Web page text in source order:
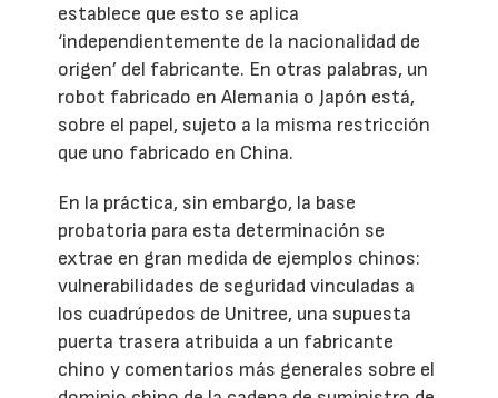
establece que esto se aplica
‘independientemente de la nacionalidad de
origen’ del fabricante. En otras palabras, un
robot fabricado en Alemania o Japón está,
sobre el papel, sujeto a la misma restricción
que uno fabricado en China.
En la práctica, sin embargo, la base
probatoria para esta determinación se
extrae en gran medida de ejemplos chinos:
vulnerabilidades de seguridad vinculadas a
los cuadrúpedos de Unitree, una supuesta
puerta trasera atribuida a un fabricante
chino y comentarios más generales sobre el